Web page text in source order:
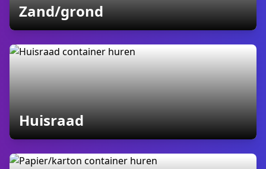
Zand/grondcontainers
Huisraadcontainers